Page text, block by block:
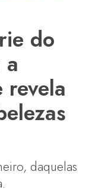
do
revela
daquelas